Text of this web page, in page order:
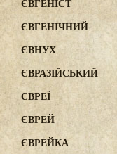
ЄВГЕНІСТ
ЄВГЕНІЧНИЙ
ЄВНУХ
ЄВРАЗІЙСЬКИЙ
ЄВРЕЇ
ЄВРЕЙ
ЄВРЕЙКА